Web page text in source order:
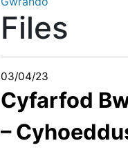
Files
03/04/23
Cyfarfod
–